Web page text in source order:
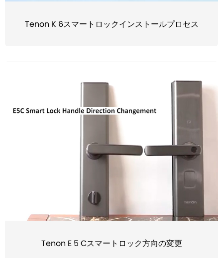
Tenon K 6スマートロックインストールプロセス
Tenon E 5 Cスマートロック方向の変更